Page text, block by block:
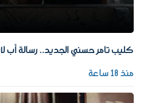
كليب تامر حسني الجديد.. رسالة أب
منذ 18 ساعة